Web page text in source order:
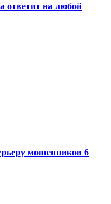
ответит на любой
мошенников 6